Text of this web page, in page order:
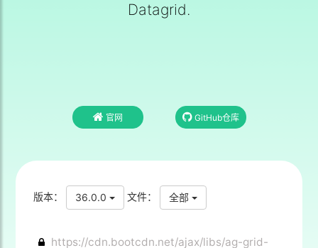
Datagrid.
官网 GitHub仓库
版本： 36.0.0 文件： 全部
https://cdn.bootcdn.net/ajax/libs/ag-grid-